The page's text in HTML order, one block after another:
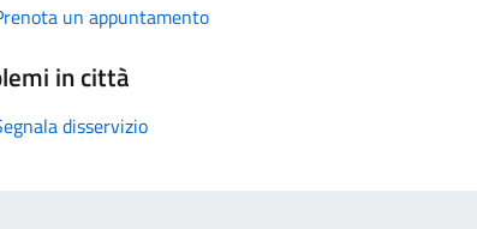
un appuntamento
in città
disservizio